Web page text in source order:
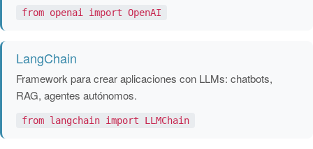
from openai import OpenAI
LangChain
Framework para crear aplicaciones con LLMs: chatbots,
RAG, agentes autónomos.
from langchain import LLMChain